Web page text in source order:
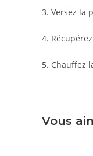
3. Versez la
4.
5. Chauffez
Vous